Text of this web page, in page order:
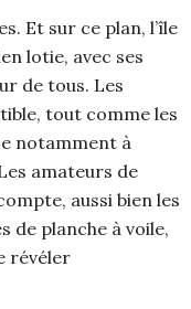
Et sur ce plan, l’île
lotie, avec ses
de tous. Les
tout comme les
notamment à
amateurs de
aussi bien les
de planche à voile,
révéler